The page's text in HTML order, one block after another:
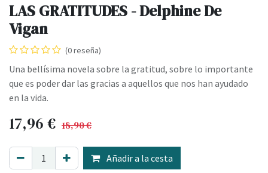
LAS GRATITUDES - Delphine De
Vigan
(0 reseña)
Una bellísima novela sobre la gratitud, sobre lo importante
que es poder dar las gracias a aquellos que nos han ayudado
en la vida.
17,96 € 18,90€
Añadir a la cesta